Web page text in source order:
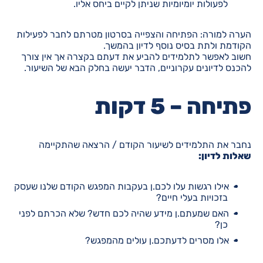
לפעולות יומיומיות שניתן לקיים ביחס אליו.
הערה למורה: הפתיחה והצפייה בסרטון מטרתם לחבר לפעילות
הקודמת ולתת בסיס נוסף לדיון בהמשך.
חשוב לאפשר לתלמידים להביע את דעתם בקצרה אך אין צורך
להכנס לדיונים עקרוניים, הדבר יעשה בחלק הבא של השיעור.
פתיחה – 5 דקות
נחבר את התלמידים לשיעור הקודם / הרצאה שהתקיימה
שאלות לדיון:
אילו רגשות עלו לכם.ן בעקבות המפגש הקודם שלנו שעסק
בזכויות בעלי חיים?
האם שמעתם.ן מידע שהיה לכם חדש? שלא הכרתם לפני
כן?
אלו מסרים לדעתכם.ן עולים מהמפגש?